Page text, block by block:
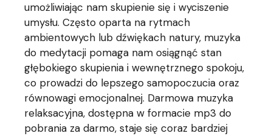
umożliwiając nam skupienie się i wyciszenie
umysłu. Często oparta na rytmach
ambientowych lub dźwiękach natury, muzyka
do medytacji pomaga nam osiągnąć stan
głębokiego skupienia i wewnętrznego spokoju,
co prowadzi do lepszego samopoczucia oraz
równowagi emocjonalnej. Darmowa muzyka
relaksacyjna, dostępna w formacie mp3 do
pobrania za darmo, staje się coraz bardziej